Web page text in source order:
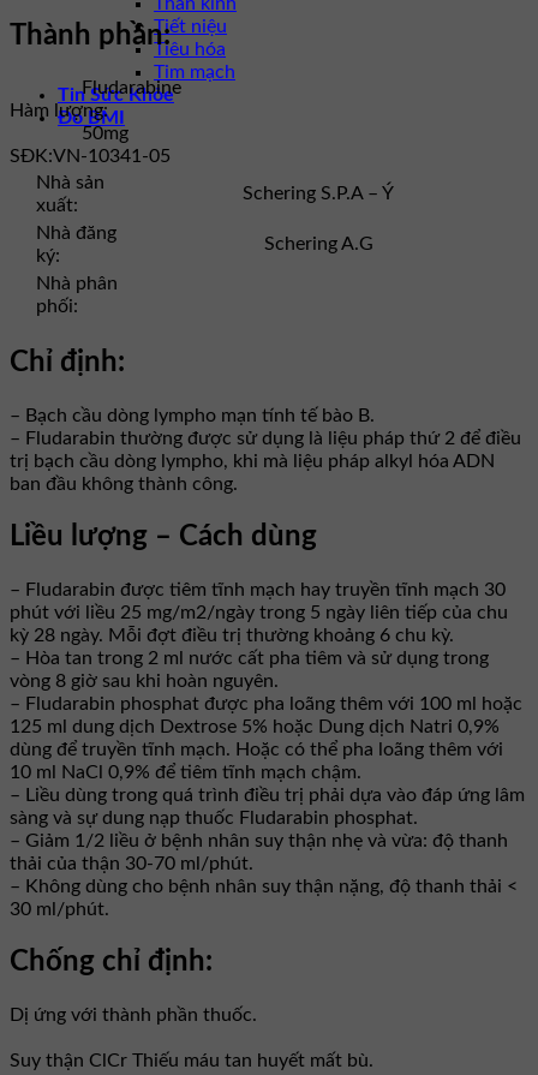
Tiết niệu
Tiêu hóa
Tim mạch
Tin Sức Khỏe
Đo BMI
Thành phần:
Fludarabine
Hàm lượng:
50mg
SĐK:VN-10341-05
Nhà sản
xuất:
Schering S.P.A – Ý
Nhà đăng
ký:
Schering A.G
Nhà phân
phối:
Chỉ định:
– Bạch cầu dòng lympho mạn tính tế bào B.
– Fludarabin thường được sử dụng là liệu pháp thứ 2 để điều
trị bạch cầu dòng lympho, khi mà liệu pháp alkyl hóa ADN
ban đầu không thành công.
Liều lượng – Cách dùng
– Fludarabin được tiêm tĩnh mạch hay truyền tĩnh mạch 30
phút với liều 25 mg/m2/ngày trong 5 ngày liên tiếp của chu
kỳ 28 ngày. Mỗi đợt điều trị thường khoảng 6 chu kỳ.
– Hòa tan trong 2 ml nước cất pha tiêm và sử dụng trong
vòng 8 giờ sau khi hoàn nguyên.
– Fludarabin phosphat được pha loãng thêm với 100 ml hoặc
125 ml dung dịch Dextrose 5% hoặc Dung dịch Natri 0,9%
dùng để truyền tĩnh mạch. Hoặc có thể pha loãng thêm với
10 ml NaCl 0,9% để tiêm tĩnh mạch chậm.
– Liều dùng trong quá trình điều trị phải dựa vào đáp ứng lâm
sàng và sự dung nạp thuốc Fludarabin phosphat.
– Giảm 1/2 liều ở bệnh nhân suy thận nhẹ và vừa: độ thanh
thải của thận 30-70 ml/phút.
– Không dùng cho bệnh nhân suy thận nặng, độ thanh thải <
30 ml/phút.
Chống chỉ định:
Dị ứng với thành phần thuốc.
Suy thận ClCr Thiếu máu tan huyết mất bù.